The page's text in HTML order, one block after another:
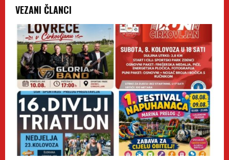
VEZANI ČLANCI